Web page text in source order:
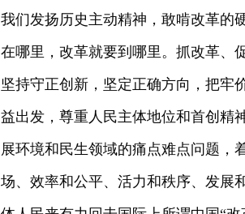
我们发扬历史主动精神，敢啃改革的
在哪里，改革就要到哪里。抓改革、
坚持守正创新，坚定正确方向，把牢
益出发，尊重人民主体地位和首创精
展环境和民生领域的痛点难点问题，
场、效率和公平、活力和秩序、发展